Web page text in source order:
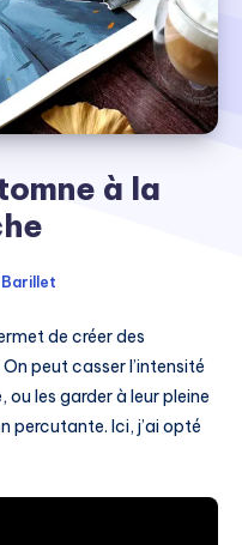
à la
Barillet
de créer des
peut casser l’intensité
ou les garder à leur pleine
percutante. Ici, j’ai opté